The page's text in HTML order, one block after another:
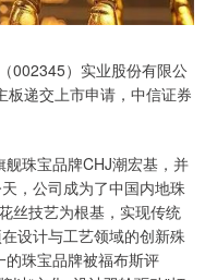
）实业股份有限公
递交上市申请，中信证券
珠宝品牌CHJ潮宏基，并
，公司成为了中国内地珠
丝技艺为根基，实现传统
设计与工艺领域的创新殊
珠宝品牌被福布斯评